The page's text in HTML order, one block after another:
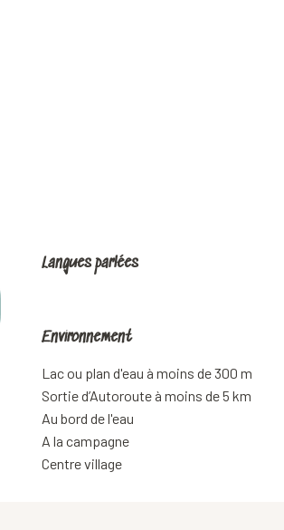
Langues parlées
Langues parlées
Environnement
Environnement
Lac ou plan d'eau à moins de 300 m
Sortie d’Autoroute à moins de 5 km
Au bord de l'eau
A la campagne
Centre village